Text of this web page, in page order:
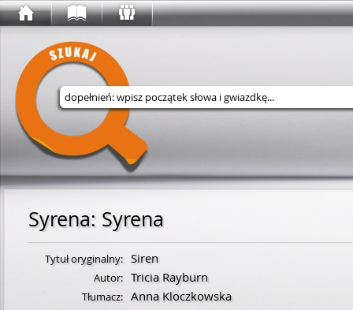
Wyszukaj w serwisie
Syrena: Syrena
Tytuł oryginalny: Siren
Autor: Tricia Rayburn
Tłumacz: Anna Kloczkowska